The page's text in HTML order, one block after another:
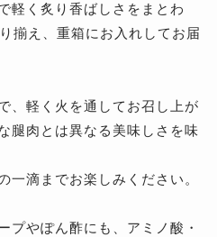
軽く炙り香ばしさをまとわ
揃え、重箱にお入れしてお届
、軽く火を通してお召し上が
腿肉とは異なる美味しさを味
一滴までお楽しみください。
やぽん酢にも、アミノ酸・